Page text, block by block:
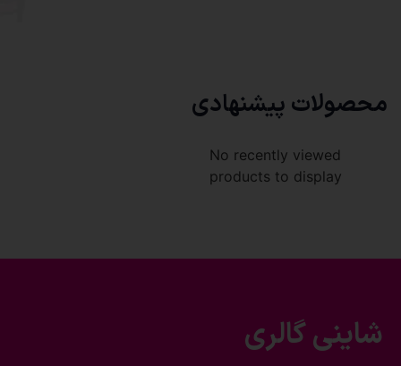
محصولات پیشنهادی
No recently viewed
products to display
شاینی گالری